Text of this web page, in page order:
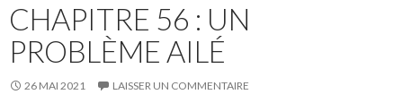
CHAPITRE 56 : UN
PROBLÈME AILÉ
26 MAI 2021 LAISSER UN COMMENTAIRE